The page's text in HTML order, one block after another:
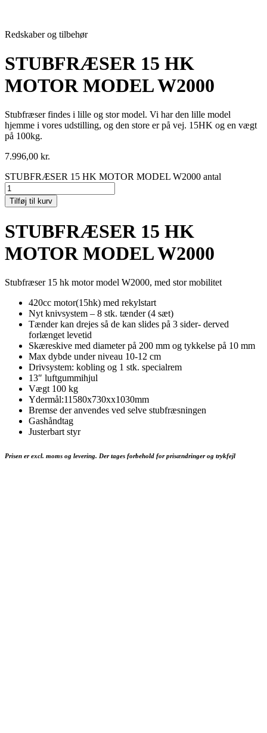
Redskaber og tilbehør
STUBFRÆSER 15 HK
MOTOR MODEL W2000
Stubfræser findes i lille og stor model. Vi har den lille model
hjemme i vores udstilling, og den store er på vej. 15HK og en vægt
på 100kg.
7.996,00 kr.
STUBFRÆSER 15 HK MOTOR MODEL W2000 antal
Tilføj til kurv
STUBFRÆSER 15 HK
MOTOR MODEL W2000
Stubfræser 15 hk motor model W2000, med stor mobilitet
420cc motor(15hk) med rekylstart
Nyt knivsystem – 8 stk. tænder (4 sæt)
Tænder kan drejes så de kan slides på 3 sider- derved
forlænget levetid
Skæreskive med diameter på 200 mm og tykkelse på 10 mm
Max dybde under niveau 10-12 cm
Drivsystem: kobling og 1 stk. specialrem
13″ luftgummihjul
Vægt 100 kg
Ydermål:11580x730xx1030mm
Bremse der anvendes ved selve stubfræsningen
Gashåndtag
Justerbart styr
Prisen er excl. moms og levering. Der tages forbehold for prisændringer og trykfejl